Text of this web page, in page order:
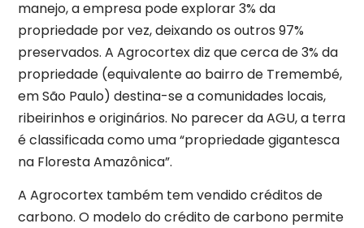
manejo, a empresa pode explorar 3% da
propriedade por vez, deixando os outros 97%
preservados. A Agrocortex diz que cerca de 3% da
propriedade (equivalente ao bairro de Tremembé,
em São Paulo) destina-se a comunidades locais,
ribeirinhos e originários. No parecer da AGU, a terra
é classificada como uma “propriedade gigantesca
na Floresta Amazônica”.
A Agrocortex também tem vendido créditos de
carbono. O modelo do crédito de carbono permite